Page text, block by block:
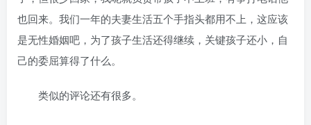
也回来。我们一年的夫妻生活五个手指头都用不上，这应该
是无性婚姻吧，为了孩子生活还得继续，关键孩子还小，自
己的委屈算得了什么。
类似的评论还有很多。